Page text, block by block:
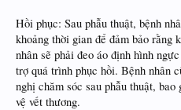
Hồi phục: Sau phẫu thuật, bệnh
khoảng thời gian để đảm bảo rằng
nhân sẽ phải đeo áo định hình
trợ quá trình phục hồi. Bệnh nhân
nghị chăm sóc sau phẫu thuật,
vệ vết thương.